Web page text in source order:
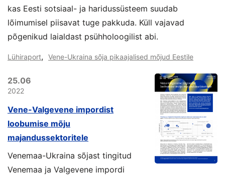
kas Eesti sotsiaal- ja haridussüsteem suudab
lõimumisel piisavat tuge pakkuda. Küll vajavad
põgenikud laialdast psühholoogilist abi.
Lühiraport, Vene-Ukraina sõja pikaajalised mõjud Eestile
25.06
2022
Vene-Valgevene impordist
loobumise mõju
majandussektoritele
Venemaa-Ukraina sõjast tingitud
Venemaa ja Valgevene impordi